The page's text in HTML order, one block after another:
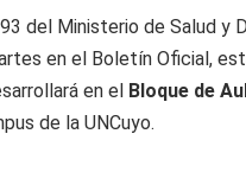
del Ministerio de Salud y
en el Boletín Oficial,
en el Bloque de
de la UNCuyo.